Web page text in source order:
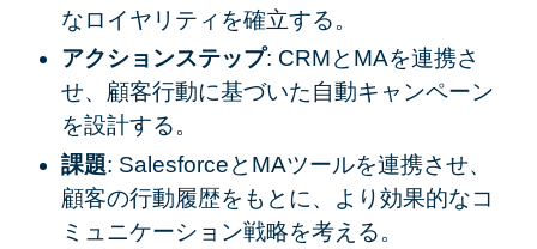
なロイヤリティを確立する。
アクションステップ: CRMとMAを連携さ
せ、顧客行動に基づいた自動キャンペーン
を設計する。
課題: SalesforceとMAツールを連携させ、
顧客の行動履歴をもとに、より効果的なコ
ミュニケーション戦略を考える。